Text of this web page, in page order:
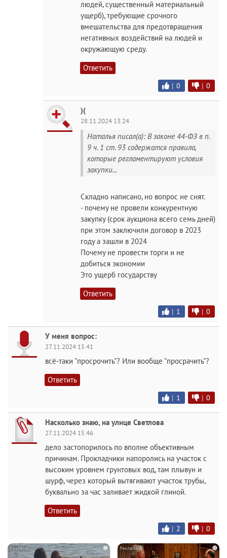
людей, существенный материальный
ущерб), требующие срочного
вмешательства для предотвращения
негативных воздействий на людей и
окружающую среду.
Ответить
| 0 | 0
)(
28.11.2024 13:24
Наталья писал(а): В законе 44-ФЗ в п.
9 ч. 1 ст. 93 содержатся правила,
которые регламентируют условия
закупки...
Складно написано, но вопрос не снят.
- почему не провели конкурентную
закупку (срок аукциона всего семь дней)
при этом заключили договор в 2023
году а зашли в 2024
Почему не провести торги и не
добиться экономии
Это ущерб государству
Ответить
| 1 | 0
У меня вопрос:
27.11.2024 15:41
всё-таки "просрочить"? Или вообще "просрачить"?
Ответить
| 1 | 0
Насколько знаю, на улице Светлова
27.11.2024 15:46
дело застопорилось по вполне объективным
причинам. Прокладчики напоролись на участок с
высоким уровнем грунтовых вод, там плывун и
шурф, через который вытягивают участок трубы,
буквально за час заливает жидкой глиной.
Ответить
| 2 | 0
i i